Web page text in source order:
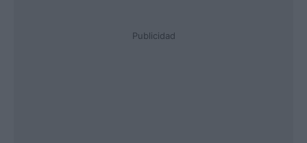
Publicidad